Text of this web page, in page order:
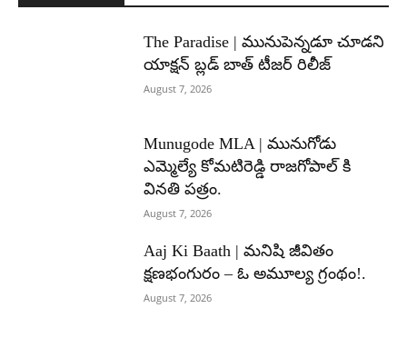
The Paradise | మునుపెన్నడూ చూడని
యాక్షన్ బ్లడ్ బాత్ టీజర్ రిలీజ్
August 7, 2026
Munugode MLA | మునుగోడు
ఎమ్మెల్యే కోమటిరెడ్డి రాజగోపాల్ కి
వినతి పత్రం.
August 7, 2026
Aaj Ki Baath | మనిషి జీవితం
క్షణభంగురం – ఓ అమూల్య గ్రంథం!.
August 7, 2026